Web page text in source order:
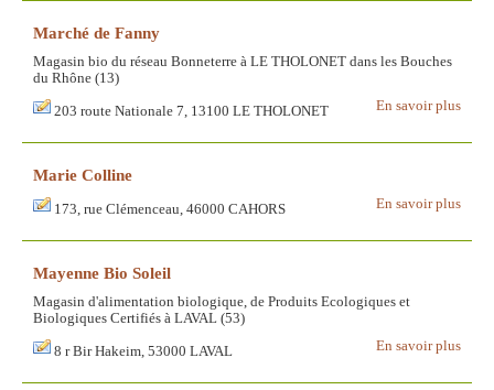
Marché de Fanny
Magasin bio du réseau Bonneterre à LE THOLONET dans les Bouches
du Rhône (13)
En savoir plus
203 route Nationale 7, 13100 LE THOLONET
Marie Colline
En savoir plus
173, rue Clémenceau, 46000 CAHORS
Mayenne Bio Soleil
Magasin d'alimentation biologique, de Produits Ecologiques et
Biologiques Certifiés à LAVAL (53)
En savoir plus
8 r Bir Hakeim, 53000 LAVAL